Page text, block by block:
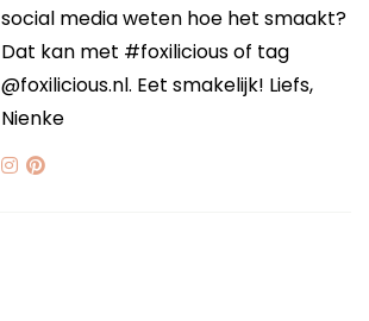
social media weten hoe het smaakt?
Dat kan met #foxilicious of tag
@foxilicious.nl. Eet smakelijk! Liefs,
Nienke